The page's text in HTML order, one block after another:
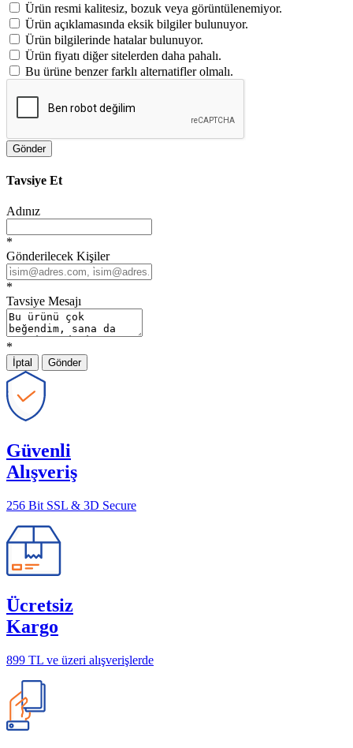
Ürün resmi kalitesiz, bozuk veya görüntülenemiyor.
Ürün açıklamasında eksik bilgiler bulunuyor.
Ürün bilgilerinde hatalar bulunuyor.
Ürün fiyatı diğer sitelerden daha pahalı.
Bu ürüne benzer farklı alternatifler olmalı.
Gönder
Tavsiye Et
Adınız
*
Gönderilecek Kişiler
*
Tavsiye Mesajı
*
İptal Gönder
Güvenli
Alışveriş
256 Bit SSL & 3D Secure
Ücretsiz
Kargo
899 TL ve üzeri alışverişlerde